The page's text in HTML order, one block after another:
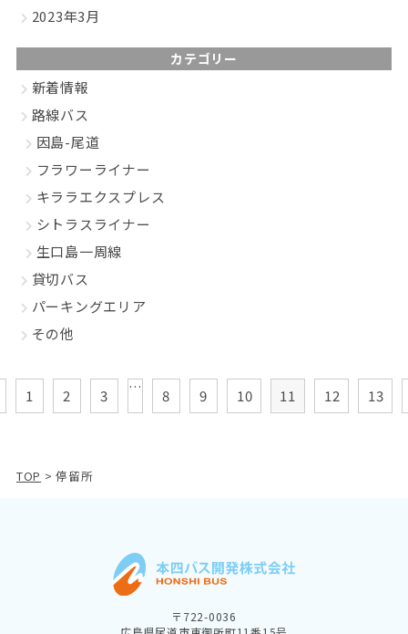
2023年3月
カテゴリー
新着情報
路線バス
因島-尾道
フラワーライナー
キララエクスプレス
シトラスライナー
生口島一周線
貸切バス
パーキングエリア
その他
1 2 3 … 8 9 10 11 12 13
TOP >停留所
〒722-0036